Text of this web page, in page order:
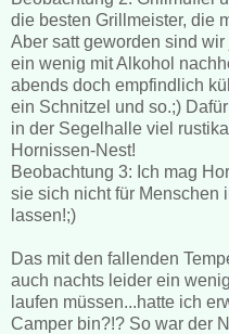
die besten Grillmeister, die
Aber satt geworden sind
ein wenig mit Alkohol
abends doch empfindlich
ein Schnitzel und so.;)
in der Segelhalle viel
Hornissen-Nest!
Beobachtung 3: Ich mag
sie sich nicht für Menschen
lassen!;)
Das mit den fallenden
auch nachts leider ein
laufen müssen...hatte ich
Camper bin?!? So war der